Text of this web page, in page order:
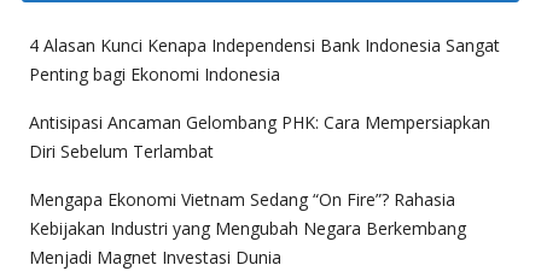
4 Alasan Kunci Kenapa Independensi Bank Indonesia Sangat
Penting bagi Ekonomi Indonesia
Antisipasi Ancaman Gelombang PHK: Cara Mempersiapkan
Diri Sebelum Terlambat
Mengapa Ekonomi Vietnam Sedang “On Fire”? Rahasia
Kebijakan Industri yang Mengubah Negara Berkembang
Menjadi Magnet Investasi Dunia